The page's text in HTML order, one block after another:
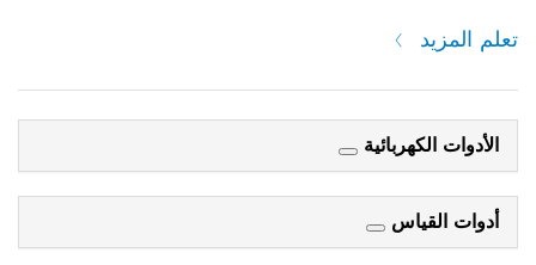
تعلم المزيد
الأدوات الكهربائية
أدوات القياس